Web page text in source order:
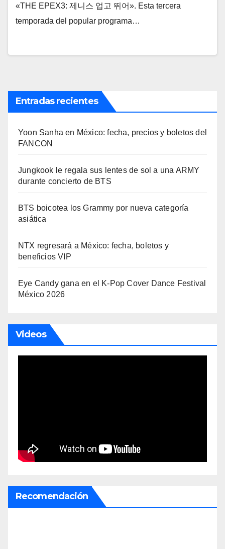
«THE EPEX3: 제니스 업고 뛰어». Esta tercera
temporada del popular programa…
Entradas recientes
Yoon Sanha en México: fecha, precios y boletos del
FANCON
Jungkook le regala sus lentes de sol a una ARMY
durante concierto de BTS
BTS boicotea los Grammy por nueva categoría
asiática
NTX regresará a México: fecha, boletos y
beneficios VIP
Eye Candy gana en el K-Pop Cover Dance Festival
México 2026
Videos
Recomendación